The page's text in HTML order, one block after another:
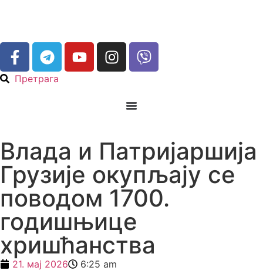
Претрага
Влада и Патријаршија
Грузије окупљају се
поводом 1700.
годишњице
хришћанства
21. мај 2026 6:25 am